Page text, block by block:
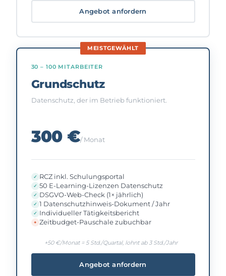
Angebot anfordern
MEISTGEWÄHLT
30 – 100 MITARBEITER
Grundschutz
Datenschutz, der im Betrieb funktioniert.
300 €/ Monat
RCZ inkl. Schulungsportal
50 E-Learning-Lizenzen Datenschutz
DSGVO-Web-Check (1× jährlich)
1 Datenschutzhinweis-Dokument / Jahr
Individueller Tätigkeitsbericht
Zeitbudget-Pauschale zubuchbar
+50 €/Monat = 5 Std./Quartal, lohnt ab 3 Std./Jahr
Angebot anfordern